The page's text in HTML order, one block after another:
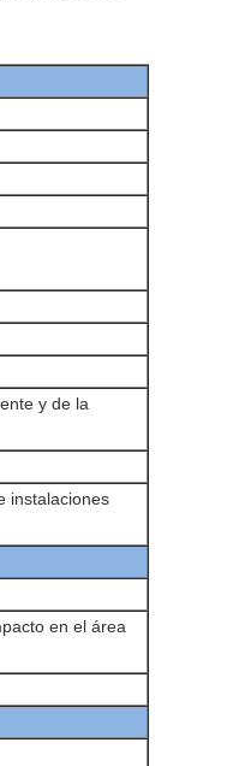
y de la
instalaciones
en el área